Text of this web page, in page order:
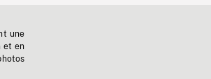
une
et en